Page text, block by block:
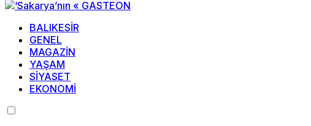
BALIKESİR
GENEL
MAGAZİN
YAŞAM
SİYASET
EKONOMİ